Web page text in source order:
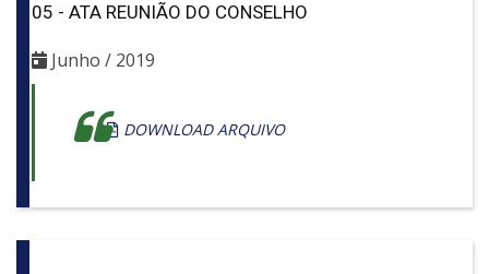
05 - ATA REUNIÃO DO CONSELHO
Junho / 2019
DOWNLOAD ARQUIVO